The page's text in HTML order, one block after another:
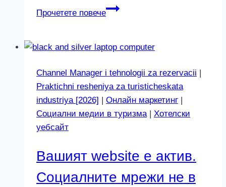
Прочетете повече
PriceLabs
ценови
Какво
се
променя
през
Channel Manager i tehnologii za rezervacii |
Praktichni resheniya za turisticheskata
industriya [2026] | Онлайн маркетинг |
Социални медии в туризма | Хотелски
уебсайт
Вашият website е актив.
Социалните мрежи не в